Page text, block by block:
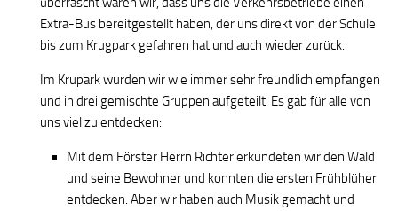
Extra-Bus bereitgestellt haben, der uns direkt von der Schule
bis zum Krugpark gefahren hat und auch wieder zurück.
Im Krupark wurden wir wie immer sehr freundlich empfangen
und in drei gemischte Gruppen aufgeteilt. Es gab für alle von
uns viel zu entdecken:
Mit dem Förster Herrn Richter erkundeten wir den Wald
und seine Bewohner und konnten die ersten Frühblüher
entdecken. Aber wir haben auch Musik gemacht und